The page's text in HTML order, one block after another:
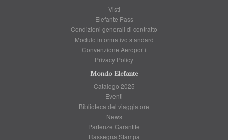
Visti
Elefante Pass
Condizioni generali di contratto
Modulo informativo standard
Convenzione Aeroporti
Privacy Policy
Mondo Elefante
Catalogo 2025
Eventi
Biblioteca del viaggiatore
News
Partenze Garantite
Rassegna Stampa